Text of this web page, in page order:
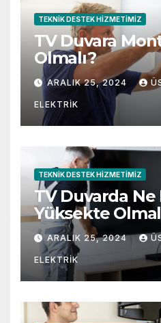
TEKNIK DESTEK HIZMETIMIZ
TV Duvara
Olmalı?
ARALIK 25, 2024
ELEKTRIK
TEKNIK DESTEK HIZMETIMIZ
TV Duvarda Ne
Yüksekte
ARALIK 25, 2024
ELEKTRIK